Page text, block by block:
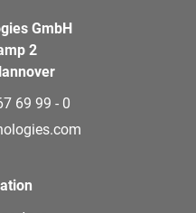
GmbH
2
69 99 - 0